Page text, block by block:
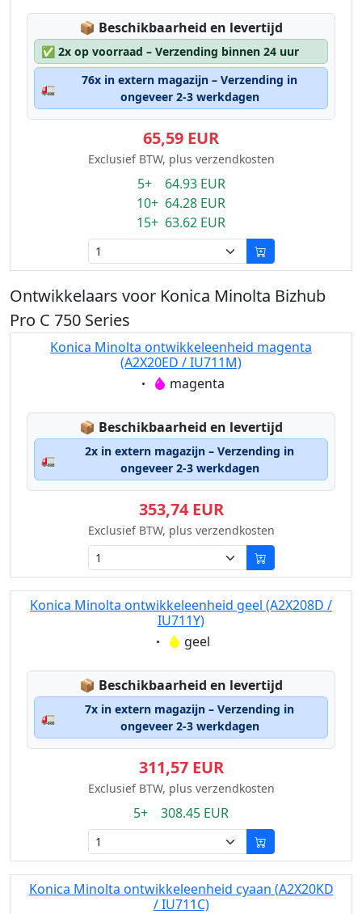
📦 Lagerstatus:
Beschikbaarheid en levertijd
✅ 2x op voorraad – Verzending binnen 24 uur
🚛
76x in extern magazijn – Verzending in
ongeveer 2-3 werkdagen
65,59 EUR
Exclusief BTW, plus verzendkosten
5+ 64.93 EUR
10+ 64.28 EUR
15+ 63.62 EUR
Ontwikkelaars voor Konica Minolta Bizhub
Pro C 750 Series
Konica Minolta ontwikkeleenheid magenta
(A2X20ED / IU711M)
Eigenschaft:
magenta
📦 Lagerstatus:
Beschikbaarheid en levertijd
🚛
2x in extern magazijn – Verzending in
ongeveer 2-3 werkdagen
353,74 EUR
Exclusief BTW, plus verzendkosten
Konica Minolta ontwikkeleenheid geel (A2X208D /
IU711Y)
Eigenschaft:
geel
📦 Lagerstatus:
Beschikbaarheid en levertijd
🚛
7x in extern magazijn – Verzending in
ongeveer 2-3 werkdagen
311,57 EUR
Exclusief BTW, plus verzendkosten
5+ 308.45 EUR
Konica Minolta ontwikkeleenheid cyaan (A2X20KD
/ IU711C)